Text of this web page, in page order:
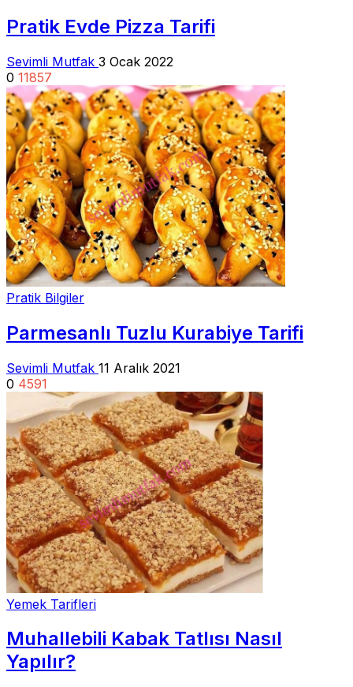
Pratik Evde Pizza Tarifi
Sevimli Mutfak 3 Ocak 2022
0 11857
Pratik Bilgiler
Parmesanlı Tuzlu Kurabiye Tarifi
Sevimli Mutfak 11 Aralık 2021
0 4591
Yemek Tarifleri
Muhallebili Kabak Tatlısı Nasıl
Yapılır?